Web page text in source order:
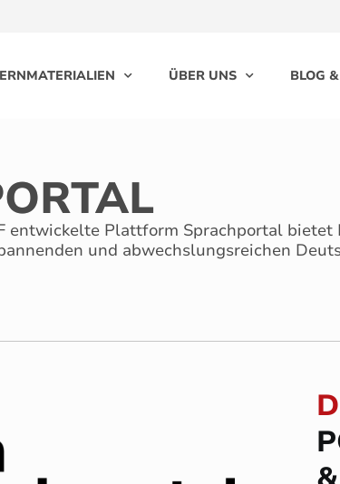
ÜBER UNS BLOG
entwickelte Plattform Sprachportal
und abwechslungsreichen